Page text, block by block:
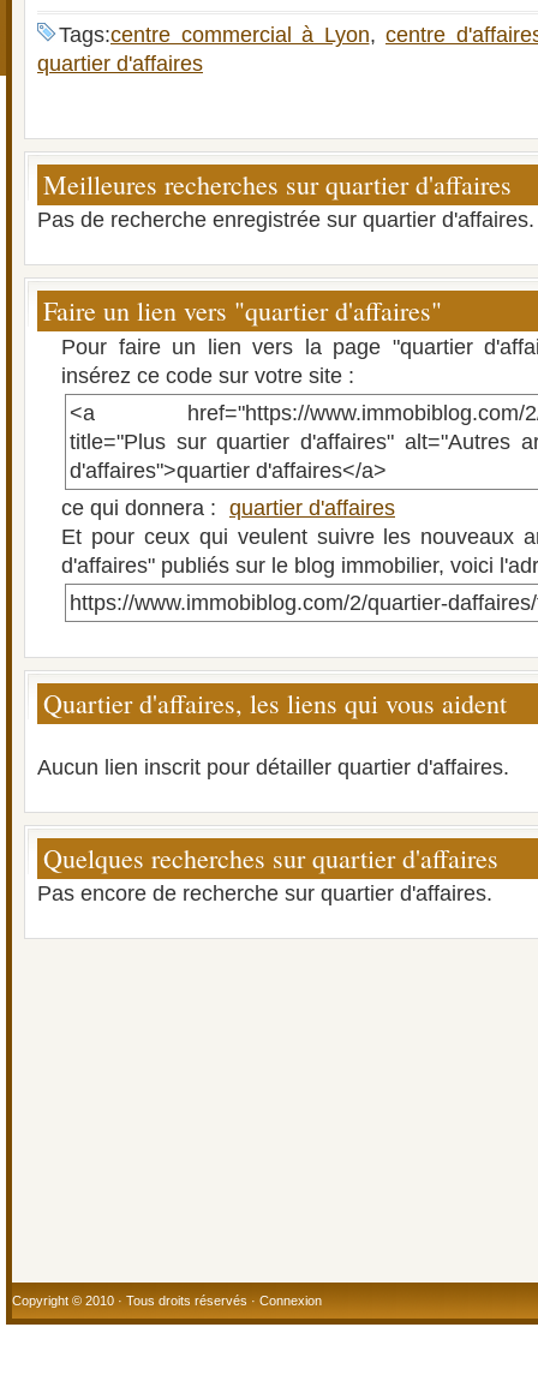
Tags:centre commercial à Lyon, centre
quartier d'affaires
Meilleures recherches sur quartier d'affaires
Pas de recherche enregistrée sur quartier d'affaires.
Faire un lien vers "quartier d'affaires"
Pour faire un lien vers la page "quartier
insérez ce code sur votre site :
<a href="https://www.immobiblog.com/2/
title="Plus sur quartier d'affaires" alt="Autres
d'affaires">quartier d'affaires</a>
ce qui donnera : quartier d'affaires
Et pour ceux qui veulent suivre les nouveaux
d'affaires" publiés sur le blog immobilier, voici
https://www.immobiblog.com/2/quartier-
Quartier d'affaires, les liens qui vous aident
Aucun lien inscrit pour détailler quartier d'affaires.
Quelques recherches sur quartier d'affaires
Pas encore de recherche sur quartier d'affaires.
Copyright © 2010 · Tous droits réservés · Connexion